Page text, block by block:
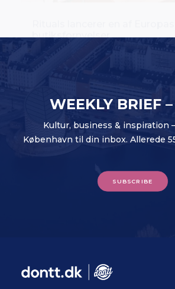
WEEKLY BRIEF
Kultur, business & inspiration
København til din inbox. Allerede
SUBSCRIBE